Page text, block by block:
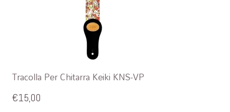
Tracolla Per Chitarra Keiki KNS-VP
€15,00